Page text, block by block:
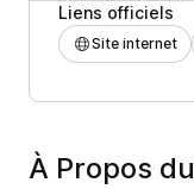
Liens officiels
Site internet
À Propos